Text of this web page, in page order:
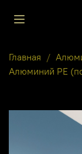
Главная
Алюминий PE